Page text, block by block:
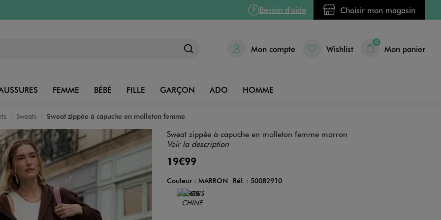
Besoin d'aide Choisir mon magasin
Mon compte Wishlist
0
Mon panier
FEMME BÉBÉ FILLE GARÇON ADO HOMME
Sweats Sweat zippée à capuche en molleton femme
Sweat zippée à capuche en molleton femme marron
Voir la description
19€99
Couleur
Couleur : MARRON Réf. : 50082910
Choisissez votre Couleur